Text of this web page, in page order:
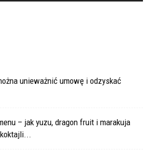
unieważnić umowę i odzyskać
– jak yuzu, dragon fruit i marakuja